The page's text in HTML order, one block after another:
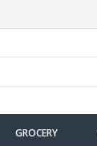
GROCERY